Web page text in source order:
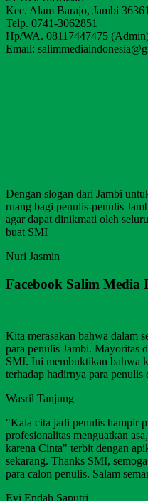
Kec. Alam Barajo, Jambi 36361
Telp. 0741-3062851
Hp/WA. 08117447475
Email:
Dengan slogan dari Jambi
ruang bagi penulis-penulis
agar dapat dinikmati oleh
buat SMI
Nuri Jasmin
Facebook Salim Media
Kita merasakan bahwa dalam
para penulis Jambi. Mayoritas
SMI. Ini membuktikan bahwa
terhadap hadirnya para penulis
Wasril Tanjung
"Kala cita jadi penulis hampir
profesionalitas menguatkan
karena Cinta" terbit dengan
sekarang. Thanks SMI,
para calon penulis. Salam
Evi Endah Saputri